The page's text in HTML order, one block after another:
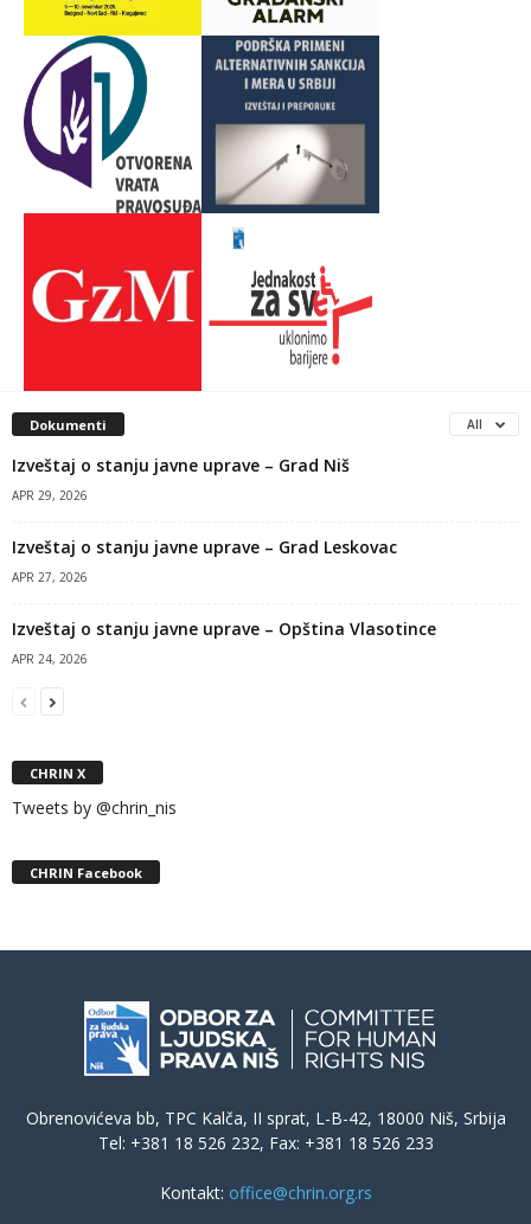
Dokumenti All
Izveštaj o stanju javne uprave – Grad Niš
APR 29, 2026
Izveštaj o stanju javne uprave – Grad Leskovac
APR 27, 2026
Izveštaj o stanju javne uprave – Opština Vlasotince
APR 24, 2026
CHRIN X
Tweets by @chrin_nis
CHRIN Facebook
Obrenovićeva bb, TPC Kalča, II sprat, L-B-42, 18000 Niš, Srbija
Tel: +381 18 526 232, Fax: +381 18 526 233
Kontakt: office@chrin.org.rs